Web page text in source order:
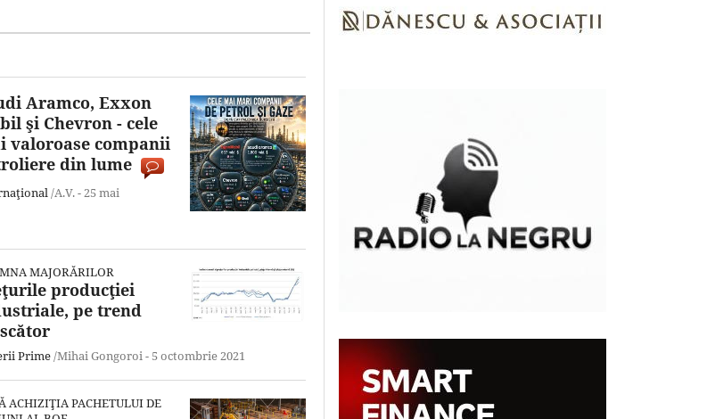
Aramco, Exxon
şi Chevron - cele
valoroase companii
din lume
/A.V. -25 mai
MAJORĂRILOR
producţiei
pe trend
Prime/Mihai Gongoroi - 5 octombrie 2021
ACHIZIŢIA PACHETULUI DE